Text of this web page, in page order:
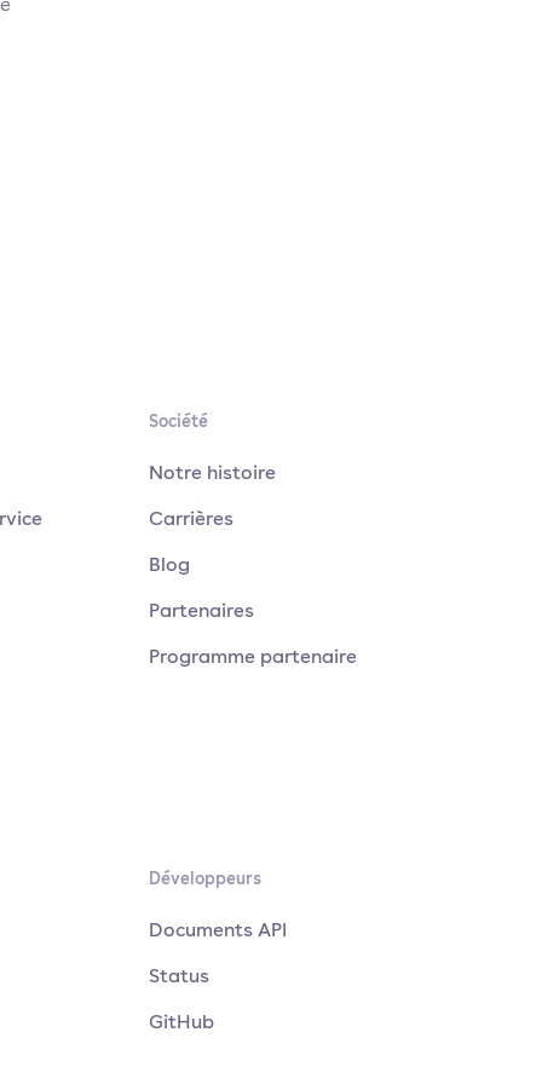
Société
Notre histoire
Carrières
Blog
Partenaires
Programme partenaire
Développeurs
Documents API
Status
GitHub